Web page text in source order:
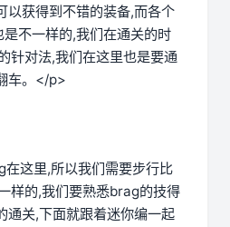
以获得到不错的装备,而各个
不一样的,我们在通关的时
针对法,我们在这里也是要通
车。</p>
这里,所以我们需要步行比
样的,我们要熟悉brag的技得
通关,下面就跟着迷你编一起